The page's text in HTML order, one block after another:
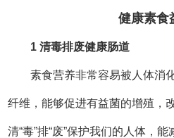
健康素食
1 清毒排废健康肠道
素食营养非常容易被人体消
纤维，能够促进有益菌的增殖，
清“毒”排“废”保护我们的人体，